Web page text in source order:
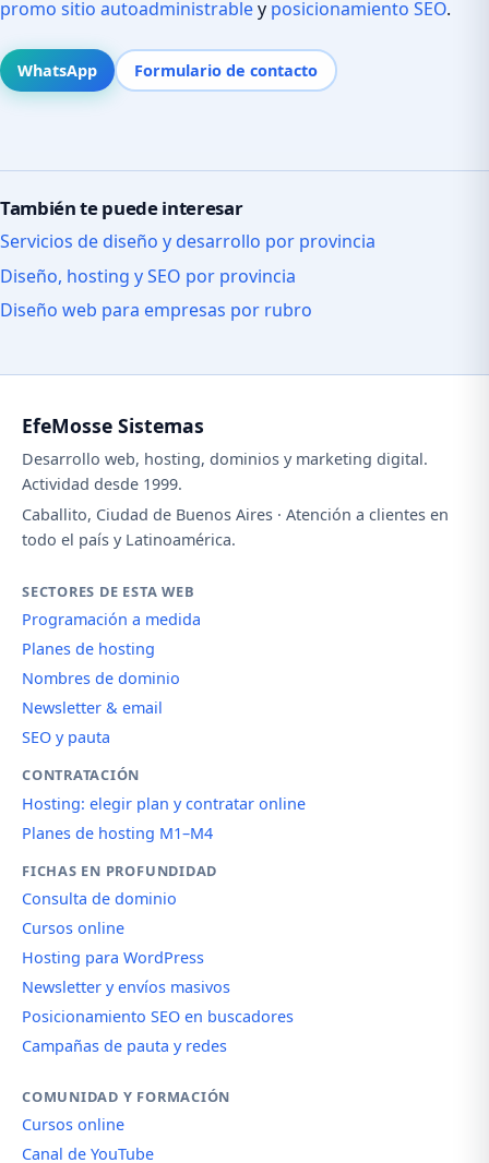
promo sitio autoadministrabley posicionamiento SEO.
WhatsApp Formulario de contacto
También te puede interesar
Servicios de diseño y desarrollo por provincia
Diseño, hosting y SEO por provincia
Diseño web para empresas por rubro
EfeMosse Sistemas
Desarrollo web, hosting, dominios y marketing digital.
Actividad desde 1999.
Caballito, Ciudad de Buenos Aires · Atención a clientes en
todo el país y Latinoamérica.
SECTORES DE ESTA WEB
Programación a medida
Planes de hosting
Nombres de dominio
Newsletter & email
SEO y pauta
CONTRATACIÓN
Hosting: elegir plan y contratar online
Planes de hosting M1–M4
FICHAS EN PROFUNDIDAD
Consulta de dominio
Cursos online
Hosting para WordPress
Newsletter y envíos masivos
Posicionamiento SEO en buscadores
Campañas de pauta y redes
COMUNIDAD Y FORMACIÓN
Cursos online
Canal de YouTube